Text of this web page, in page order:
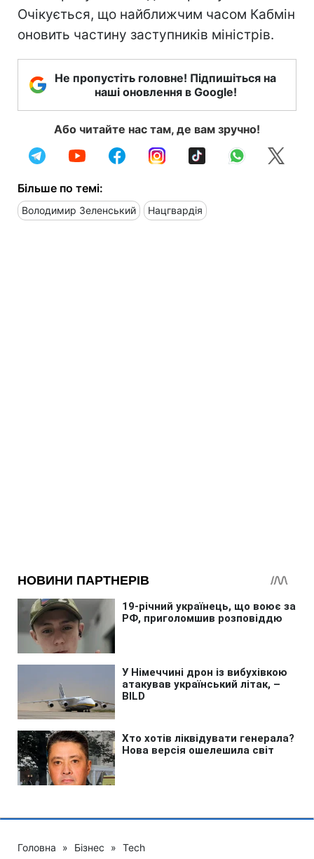
Очікується, що найближчим часом Кабмін
оновить частину заступників міністрів.
Не пропустіть головне! Підпишіться на
наші оновлення в Google!
Або читайте нас там, де вам зручно!
Більше по темі:
Володимир Зеленський Нацгвардія
Головна » Бізнес » Tech